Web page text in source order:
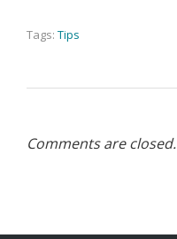
Tags: Tips
Comments are closed.